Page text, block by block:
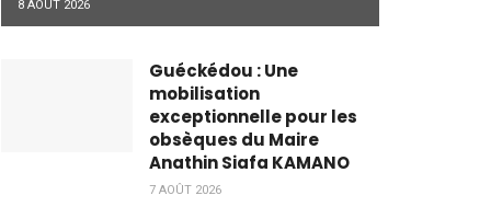
8 AOÛT 2026
Guéckédou : Une
mobilisation
exceptionnelle pour les
obsèques du Maire
Anathin Siafa KAMANO
7 AOÛT 2026